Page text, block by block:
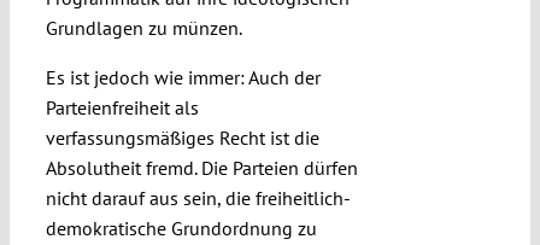
Grundlagen zu münzen.
Es ist jedoch wie immer: Auch der
Parteienfreiheit als
verfassungsmäßiges Recht ist die
Absolutheit fremd. Die Parteien dürfen
nicht darauf aus sein, die freiheitlich-
demokratische Grundordnung zu